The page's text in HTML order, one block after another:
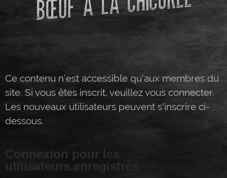
Ce contenu n’est accessible qu’aux membres du
site. Si vous êtes inscrit, veuillez vous connecter.
Les nouveaux utilisateurs peuvent s'inscrire ci-
dessous.
Connexion pour les
utilisateurs enregistrés